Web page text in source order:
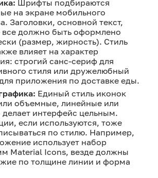
Шрифты подбираются
на экране мобильного
Заголовки, основной текст,
все должно быть оформлено
(размер, жирность). Стиль
влияет на характер
строгий санс-сериф для
стиля или дружелюбный
приложения по доставке еды.
Единый стиль иконок
объемные, линейные или
делает интерфейс цельным.
если используются, тоже
по стилю. Например,
использует набор
Material Icons, везде должны
по толщине линии и форма